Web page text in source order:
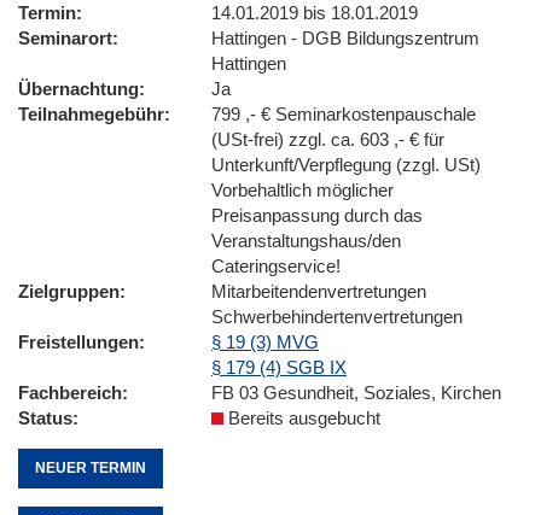
Termin
14.01.2019 bis 18.01.2019
Seminarort
Hattingen - DGB Bildungszentrum
Hattingen
Übernachtung
Ja
Teilnahmegebühr
799 ,- € Seminarkostenpauschale
(USt-frei) zzgl. ca. 603 ,- € für
Unterkunft/Verpflegung (zzgl. USt)
Vorbehaltlich möglicher
Preisanpassung durch das
Veranstaltungshaus/den
Cateringservice!
Zielgruppen
Mitarbeitendenvertretungen
Schwerbehindertenvertretungen
Freistellungen
§ 19 (3) MVG
§ 179 (4) SGB IX
Fachbereich
FB 03 Gesundheit, Soziales, Kirchen
Status
Bereits ausgebucht
NEUER TERMIN